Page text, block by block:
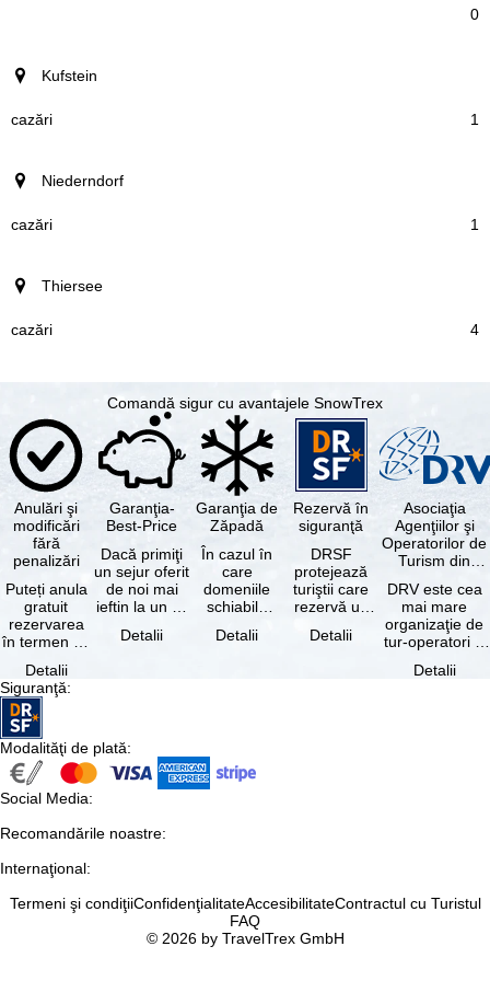
0
Kufstein
1
Niederndorf
1
Thiersee
4
Comandă sigur cu avantajele SnowTrex
Anulări şi
modificări
fără
penalizări
Puteți anula
gratuit
rezervarea
în termen de
data
rezervării, …
Detalii
Garanţia-
Best-Price
Dacă primiţi
un sejur oferit
de noi mai
ieftin la un alt
cu aceleaşi …
Detalii
Garanţia de
Zăpadă
În cazul în
care
domeniile
schiabile
skipass-ul
Detalii
Rezervă în
siguranţă
DRSF
protejează
turiştii care
rezervă un
sau servicii
Detalii
Asociaţia
Agenţiilor şi
Operatorilor de
Turism din
DRV este cea
mai mare
organizaţie de
tur-operatori şi
turism din
Detalii
Siguranţă:
Modalităţi de plată:
Social Media:
Recomandările noastre:
Internaţional:
Termeni şi condiţiiConfidenţialitateAccesibilitateContractul cu Turistul
FAQ
© 2026 by TravelTrex GmbH